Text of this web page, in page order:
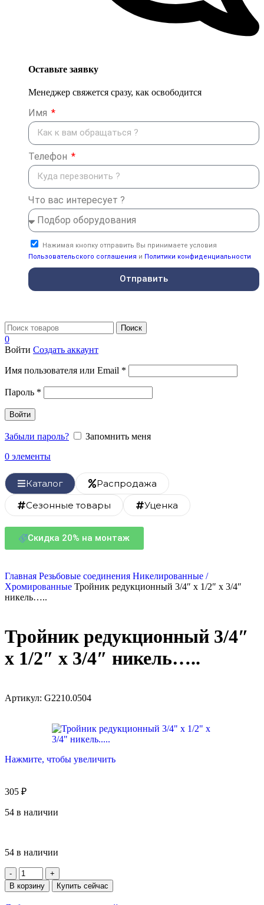
Оставьте заявку
Менеджер свяжется сразу, как освободится
Имя
Телефон
Что вас интересует ?
Нажимая кнопку отправить Вы принимаете условия
Пользовательского соглашения и Политики конфиденциальности
Отправить
Поиск
0
Войти Создать аккаунт
Имя пользователя или Email *
Пароль *
Войти
Забыли пароль?
Запомнить меня
0 элементы
Каталог
Распродажа
Сезонные товары
Уценка
Скидка 20% на монтаж
Главная Резьбовые соединения Никелированные /
Хромированные Тройник редукционный 3/4″ х 1/2″ х 3/4″
никель…..
Тройник редукционный 3/4″
х 1/2″ х 3/4″ никель…..
Артикул: G2210.0504
Нажмите, чтобы увеличить
305 ₽
54 в наличии
54 в наличии
В корзину Купить сейчас